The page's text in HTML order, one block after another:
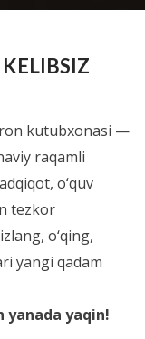
kutubxonasi —
raqamli
o‘quv
tezkor
o‘qing,
yangi qadam
yanada yaqin!